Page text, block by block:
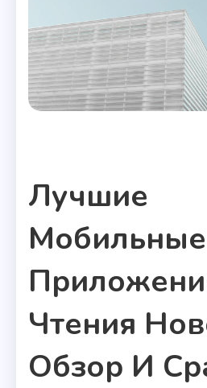
Лучшие
Мобильные
Чтения
Обзор И